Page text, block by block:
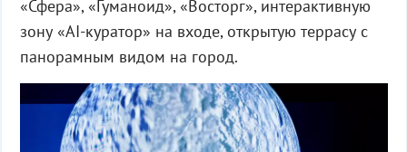
«Сфера», «Гуманоид», «Восторг», интерактивную
зону «AI-куратор» на входе, открытую террасу с
панорамным видом на город.